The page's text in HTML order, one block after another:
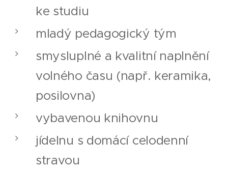
ke studiu
mladý pedagogický tým
smysluplné a kvalitní naplnění
volného času (např. keramika,
posilovna)
vybavenou knihovnu
jídelnu s domácí celodenní
stravou